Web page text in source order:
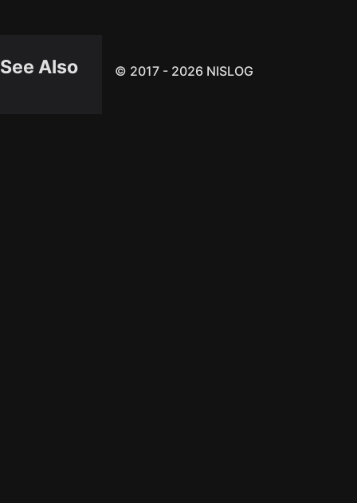
See Also © 2017 - 2026 NISLOG